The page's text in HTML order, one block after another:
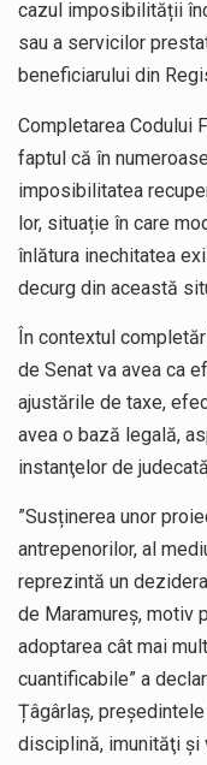
cazul imposibilității
sau a servicilor
beneficiarului din
Completarea Codului
faptul că în
imposibilitatea
lor, situație în care
înlătura inechitatea
decurg din această
În contextul
de Senat va avea ca
ajustările de taxe,
avea o bază legală,
instanţelor de
”Susținerea unor
antrepenorilor, al
reprezintă un
de Maramureș, motiv
adoptarea cât mai
cuantificabile” a
Țâgârlaș,
disciplină, imunităţi şi